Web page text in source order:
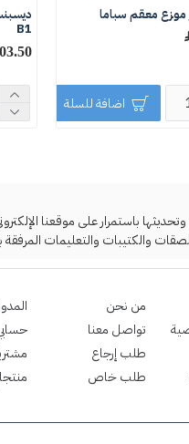
موزع معقم سباما
اضافة للسلة
B1
باستمرار على موقعنا
والكتيبات والتعليمات المرفقة
من نحن
تواصل معنا
طلب إرجاع
طلب خاص